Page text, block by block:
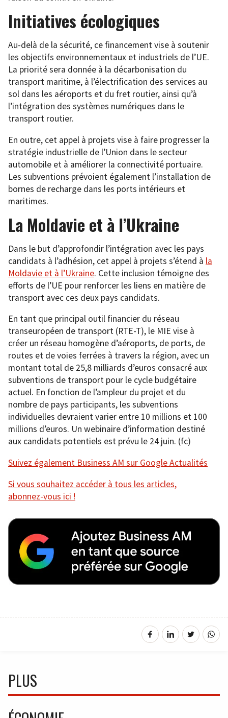
Initiatives écologiques
Au-delà de la sécurité, ce financement vise à soutenir
les objectifs environnementaux et industriels de l’UE.
La priorité sera donnée à la décarbonisation du
transport maritime, à l’électrification des services au
sol dans les aéroports et du fret routier, ainsi qu’à
l’intégration des systèmes numériques dans le
transport routier.
En outre, cet appel à projets vise à faire progresser la
stratégie industrielle de l’Union dans le secteur
automobile et à améliorer la connectivité portuaire.
Les subventions prévoient également l’installation de
bornes de recharge dans les ports intérieurs et
maritimes.
La Moldavie et à l’Ukraine
Dans le but d’approfondir l’intégration avec les pays
candidats à l’adhésion, cet appel à projets s’étend à la
Moldavie et à l’Ukraine. Cette inclusion témoigne des
efforts de l’UE pour renforcer les liens en matière de
transport avec ces deux pays candidats.
En tant que principal outil financier du réseau
transeuropéen de transport (RTE-T), le MIE vise à
créer un réseau homogène d’aéroports, de ports, de
routes et de voies ferrées à travers la région, avec un
montant total de 25,8 milliards d’euros consacré aux
subventions de transport pour le cycle budgétaire
actuel. En fonction de l’ampleur du projet et du
nombre de pays participants, les subventions
individuelles devraient varier entre 10 millions et 100
millions d’euros. Un webinaire d’information destiné
aux candidats potentiels est prévu le 24 juin. (fc)
Suivez également Business AM sur Google Actualités
Si vous souhaitez accéder à tous les articles,
abonnez-vous ici !
PLUS